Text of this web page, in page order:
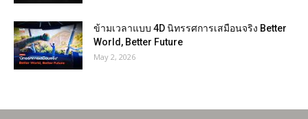
ข้ามเวลาแบบ 4D นิทรรศการเสมือนจริง Better
World, Better Future
May 2, 2026